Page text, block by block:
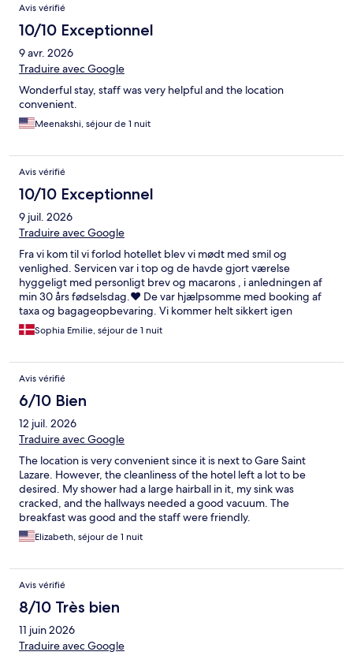
Avis vérifié
10/10 Exceptionnel
9 avr. 2026
Traduire avec Google
Wonderful stay, staff was very helpful and the location
convenient.
Meenakshi, séjour de 1 nuit
Avis vérifié
10/10 Exceptionnel
9 juil. 2026
Traduire avec Google
Fra vi kom til vi forlod hotellet blev vi mødt med smil og
venlighed. Servicen var i top og de havde gjort værelse
hyggeligt med personligt brev og macarons , i anledningen af
min 30 års fødselsdag.❤️ De var hjælpsomme med booking af
taxa og bagageopbevaring. Vi kommer helt sikkert igen
Sophia Emilie, séjour de 1 nuit
Avis vérifié
6/10 Bien
12 juil. 2026
Traduire avec Google
The location is very convenient since it is next to Gare Saint
Lazare. However, the cleanliness of the hotel left a lot to be
desired. My shower had a large hairball in it, my sink was
cracked, and the hallways needed a good vacuum. The
breakfast was good and the staff were friendly.
Elizabeth, séjour de 1 nuit
Avis vérifié
8/10 Très bien
11 juin 2026
Traduire avec Google